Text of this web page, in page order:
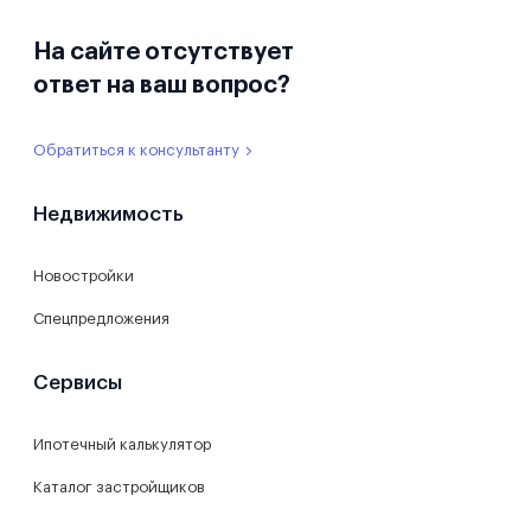
На сайте отсутствует
ответ на ваш вопрос?
Обратиться к консультанту
Недвижимость
Новостройки
Спецпредложения
Сервисы
Ипотечный калькулятор
Каталог застройщиков